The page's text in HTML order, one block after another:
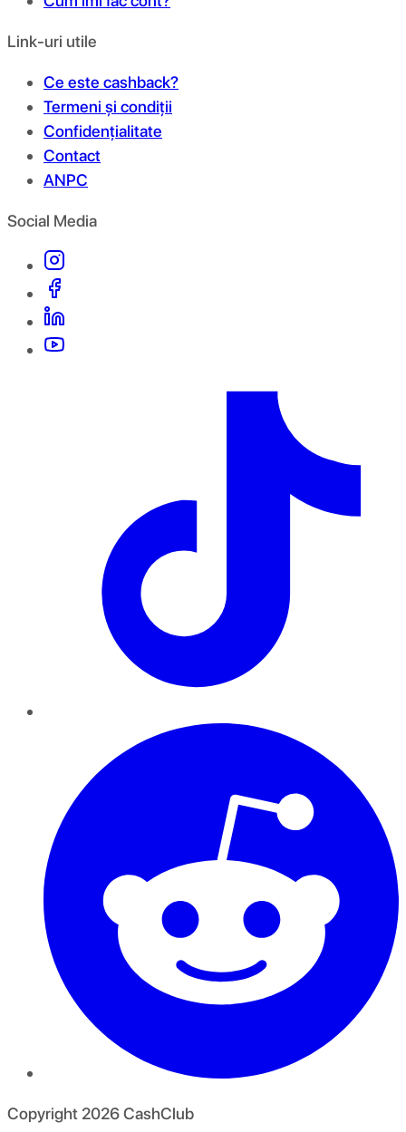
Link-uri utile
Ce este cashback?
Termeni și condiții
Confidențialitate
Contact
ANPC
Social Media
Copyright 2026CashClub